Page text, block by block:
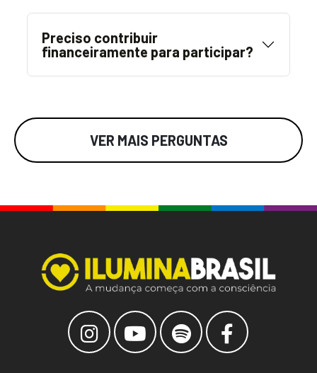
Preciso contribuir
financeiramente para participar?
VER MAIS PERGUNTAS